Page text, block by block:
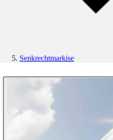
Senkrechtmarkise